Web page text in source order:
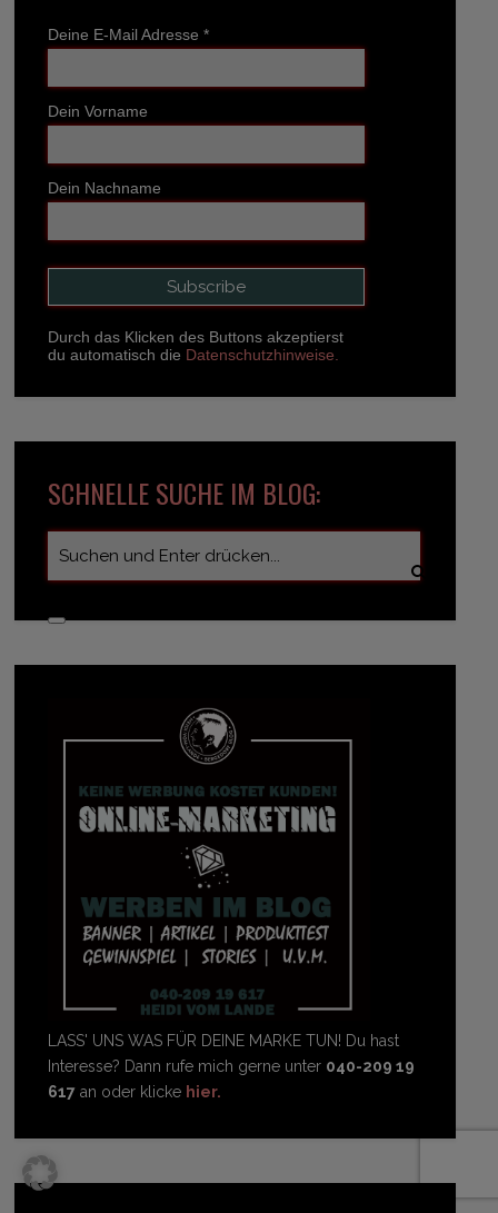
Deine E-Mail Adresse *
Dein Vorname
Dein Nachname
Durch das Klicken des Buttons akzeptierst
du automatisch die Datenschutzhinweise.
SCHNELLE SUCHE IM BLOG:
LASS' UNS WAS FÜR DEINE MARKE TUN! Du hast
Interesse? Dann rufe mich gerne unter 040-209 19
617 an oder klicke hier.